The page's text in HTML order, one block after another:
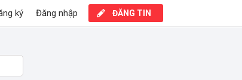
ĐĂNG TIN
Đăng nhập
ký